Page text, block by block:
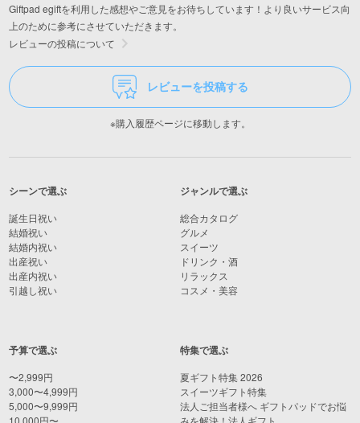
Giftpad egiftを利用した感想やご意見をお待ちしています！より良いサービス向
上のために参考にさせていただきます。
レビューの投稿について
レビューを投稿する
※購入履歴ページに移動します。
シーンで選ぶ
誕生日祝い
結婚祝い
結婚内祝い
出産祝い
出産内祝い
引越し祝い
予算で選ぶ
〜2,999円
3,000〜4,999円
5,000〜9,999円
10,000円〜
ジャンルで選ぶ
総合カタログ
グルメ
スイーツ
ドリンク・酒
リラックス
コスメ・美容
特集で選ぶ
夏ギフト特集 2026
スイーツギフト特集
法人ご担当者様へ ギフトパッドでお悩
みを解決！法人ギフト